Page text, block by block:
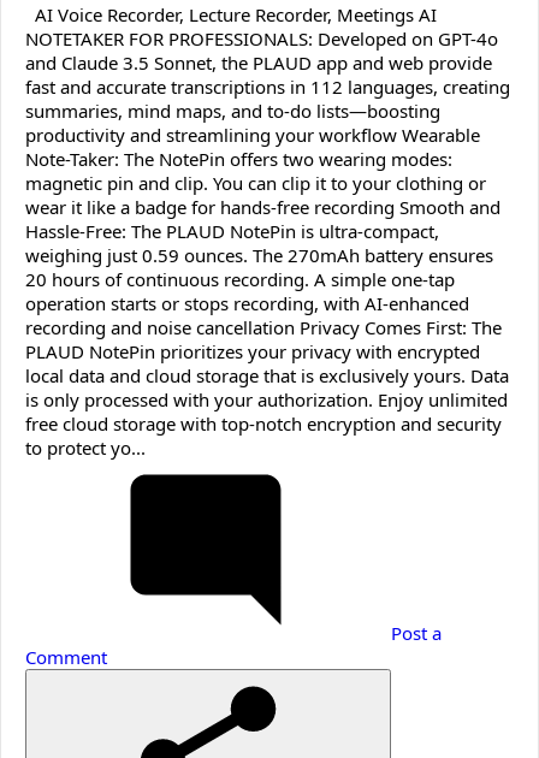
AI Voice Recorder, Lecture Recorder, Meetings AI
NOTETAKER FOR PROFESSIONALS: Developed on GPT-4o
and Claude 3.5 Sonnet, the PLAUD app and web provide
fast and accurate transcriptions in 112 languages, creating
summaries, mind maps, and to-do lists—boosting
productivity and streamlining your workflow Wearable
Note-Taker: The NotePin offers two wearing modes:
magnetic pin and clip. You can clip it to your clothing or
wear it like a badge for hands-free recording Smooth and
Hassle-Free: The PLAUD NotePin is ultra-compact,
weighing just 0.59 ounces. The 270mAh battery ensures
20 hours of continuous recording. A simple one-tap
operation starts or stops recording, with AI-enhanced
recording and noise cancellation Privacy Comes First: The
PLAUD NotePin prioritizes your privacy with encrypted
local data and cloud storage that is exclusively yours. Data
is only processed with your authorization. Enjoy unlimited
free cloud storage with top-notch encryption and security
to protect yo...
Post a
Comment